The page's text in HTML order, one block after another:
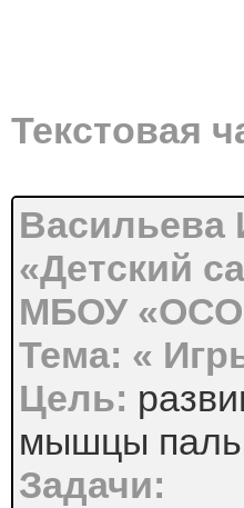
Текстовая
Васильева
«Детский
МБОУ
Тема: «
Цель:
мышцы
Задачи: